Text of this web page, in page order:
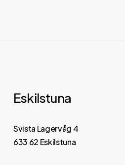
Eskilstuna
Svista Lagervåg 4
633 62 Eskilstuna